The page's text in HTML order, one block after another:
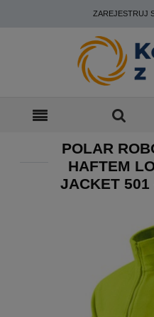
ZAREJESTRUJ
POLAR
HAFTEM
JACKET 501